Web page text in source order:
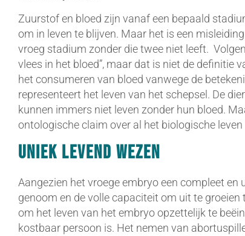
Zuurstof en bloed zijn vanaf een bepaald
om in leven te blijven. Maar het is een
vroeg stadium zonder die twee niet leeft.
vlees in het bloed”, maar dat is niet de definitie
het consumeren van bloed vanwege de
representeert het leven van het schepsel. De
kunnen immers niet leven zonder hun bloed.
ontologische claim over al het biologische
Uniek levend wezen
Aangezien het vroege embryo een compleet en
genoom en de volle capaciteit om uit te
om het leven van het embryo opzettelijk te
kostbaar persoon is. Het nemen van